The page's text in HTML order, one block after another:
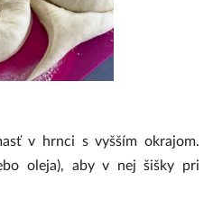
v hrnci s vyšším okrajom.
oleja), aby v nej šišky pri